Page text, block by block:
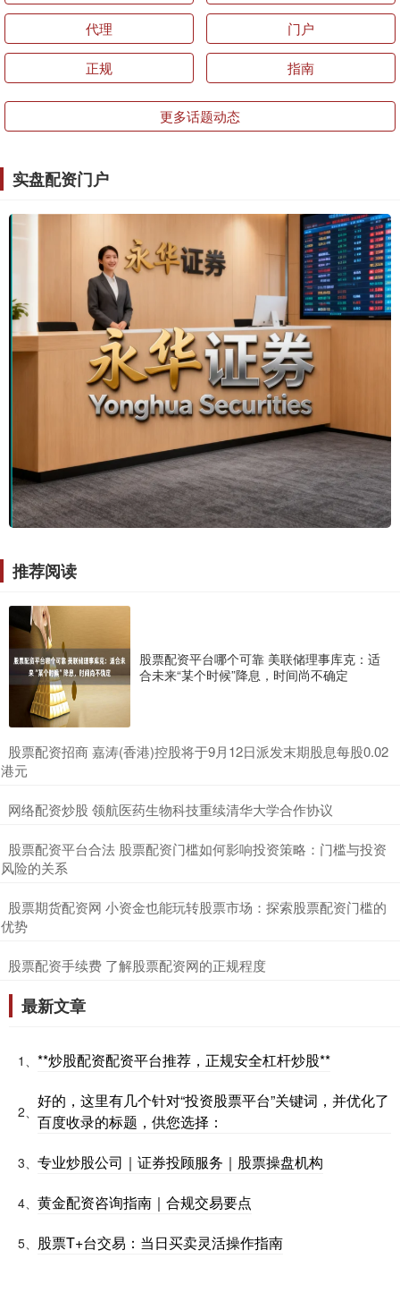
代理 门户
正规 指南
更多话题动态
实盘配资门户
推荐阅读
股票配资平台哪个可靠 美联储理事库克：适
合未来“某个时候”降息，时间尚不确定
​股票配资招商 嘉涛(香港)控股将于9月12日派发末期股息每股0.02
港元
​网络配资炒股 领航医药生物科技重续清华大学合作协议
​股票配资平台合法 股票配资门槛如何影响投资策略：门槛与投资
风险的关系
​股票期货配资网 小资金也能玩转股票市场：探索股票配资门槛的
优势
​股票配资手续费 了解股票配资网的正规程度
最新文章
1、 **炒股配资配资平台推荐，正规安全杠杆炒股**
2、
好的，这里有几个针对“投资股票平台”关键词，并优化了
百度收录的标题，供您选择：
3、 专业炒股公司｜证券投顾服务｜股票操盘机构
4、 黄金配资咨询指南｜合规交易要点
5、 股票T+台交易：当日买卖灵活操作指南